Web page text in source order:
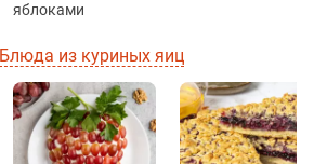
яблоками
Блюда из куриных яиц